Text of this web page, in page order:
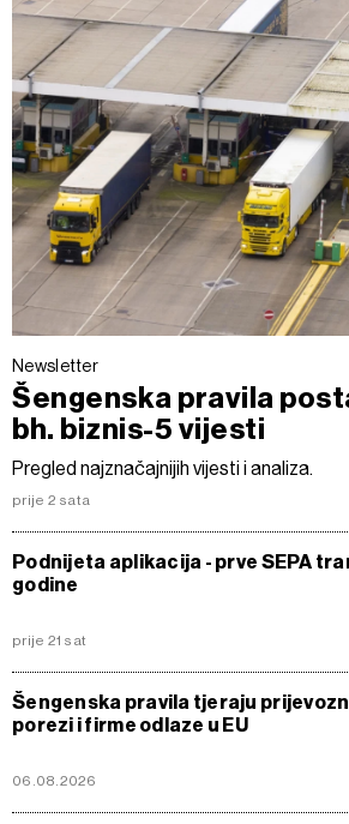
Newsletter
Šengenska pravila
bh. biznis-5 vijesti
Pregled najznačajnijih vijesti i analiza.
prije 2 sata
Podnijeta aplikacija - prve SEPA
godine
prije 21 sat
Šengenska pravila tjeraju
porezi i firme odlaze u EU
06.08.2026